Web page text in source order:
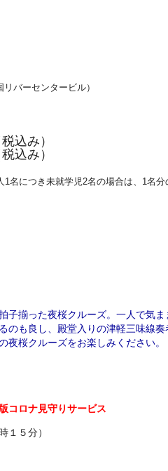
バーセンタービル）
込み）
み）
名につき未就学児2名の場合は、1名分
子揃った夜桜クルーズ。一人で気ま
のも良し、殿堂入りの津軽三味線奏
桜クルーズをお楽しみください。
コロナ見守りサービス
１５分）